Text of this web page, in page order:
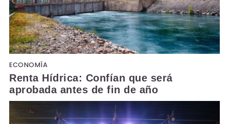
ECONOMÍA
Renta Hídrica: Confían que será
aprobada antes de fin de año